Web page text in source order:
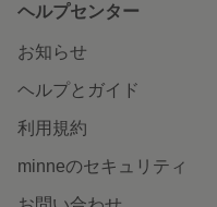
ヘルプセンター
お知らせ
ヘルプとガイド
利用規約
minneのセキュリティ